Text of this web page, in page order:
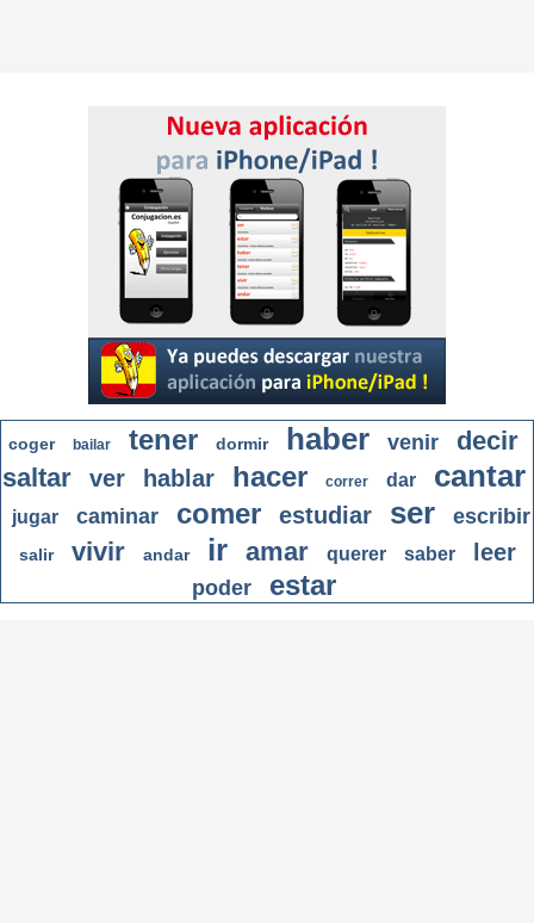
coger bailar tener dormir haber venir
decir
saltar
ver hablar hacer correr dar cantar
jugar caminar comer estudiar ser escribir
salir vivir andar ir amar querer saber leer
poder estar